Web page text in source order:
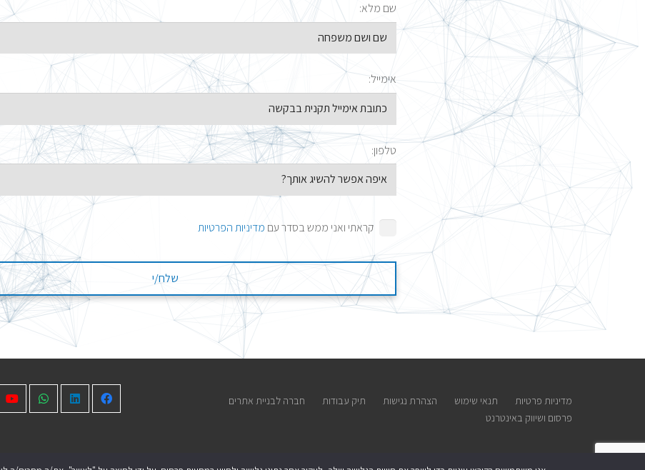
שם מלא:
אימייל:
טלפון:
קראתי ואני ממש בסדר עם מדיניות הפרטיות
מדיניות פרטיות תנאי שימוש הצהרת נגישות תיק עבודות
חברה לבניית אתרים
פרסום ושיווק באינטרנט
face 2 face 2025 © כל הזכויות שמורות